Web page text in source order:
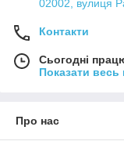
02002, вулиця
Контакти
Сьогодні
Показати весь
Про нас